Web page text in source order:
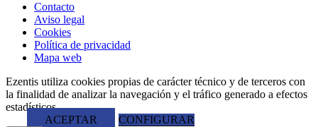
Contacto
Aviso legal
Cookies
Política de privacidad
Mapa web
Ezentis utiliza cookies propias de carácter técnico y de terceros con
la finalidad de analizar la navegación y el tráfico generado a efectos
estadísticos.
ACEPTAR
CONFIGURAR